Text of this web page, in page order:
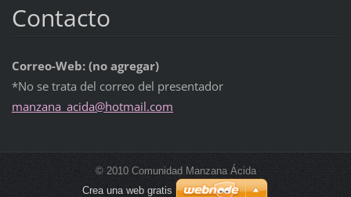
Contacto
Correo-Web: (no agregar)
*No se trata del correo del presentador
manzana_ acida@hotmail.com
© 2010 Comunidad Manzana Ácida
Crea una web gratis